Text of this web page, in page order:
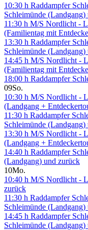
10:30 h Raddampfer
Schleimünde
11:30 h M/S Nordlicht -
(Familientag mit
13:30 h Raddampfer
Schleimünde
14:45 h M/S Nordlicht -
(Familientag mit
18:00 h Raddampfer
09So.
10:30 h M/S Nordlicht -
(Landgang +
11:30 h Raddampfer
Schleimünde
13:30 h M/S Nordlicht -
(Landgang +
14:40 h Raddampfer
(Landgang) und zurück
10Mo.
10:40 h M/S Nordlicht -
zurück
11:30 h Raddampfer
Schleimünde
14:45 h Raddampfer
Schleimünde